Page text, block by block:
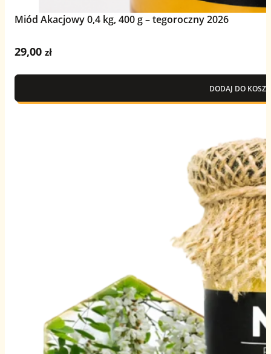
Miód Akacjowy 0,4 kg, 400 g – tegoroczny 2026
29,00zł
DODAJ DO